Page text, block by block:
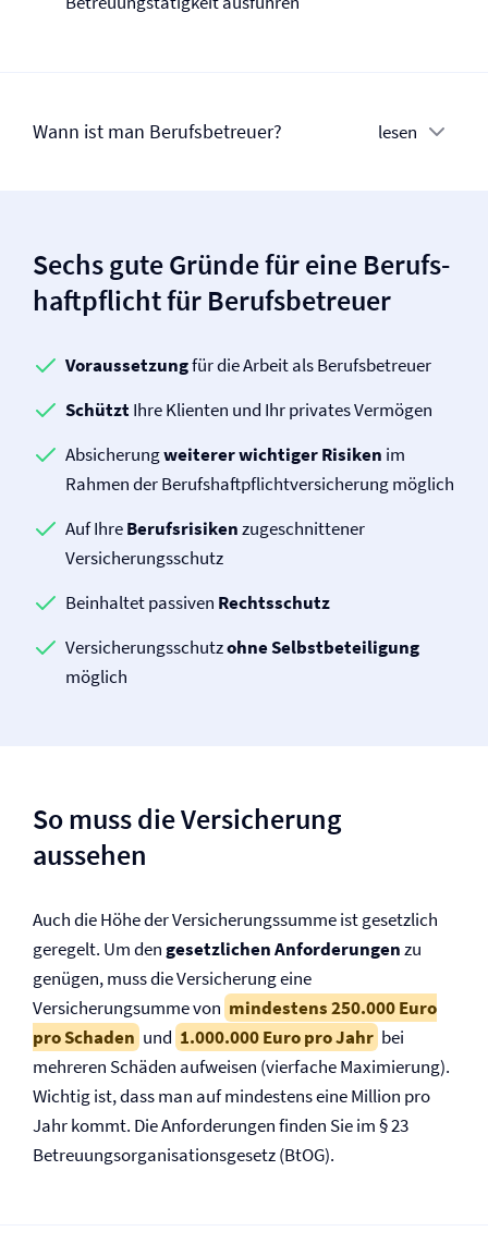
Wann ist man Berufsbetreuer? lesen
Sechs gute Gründe für eine Berufs­
haftpflicht für Berufsbetreuer
Voraussetzungfür die Arbeit als Berufsbetreuer
SchütztIhre Klienten und Ihr privates Vermögen
Absicherungweiterer wichtiger Risiken im
Rahmen der Berufs­haftpflicht­versicherung möglich
Auf IhreBerufsrisikenzugeschnittener
Versicherungsschutz
Beinhaltet passiven Rechtsschutz
Versicherungsschutzohne Selbst­beteiligung
möglich
So muss die Versicherung
aussehen
Auch die Höhe der Versicherungssumme ist gesetzlich
geregelt. Um dengesetzlichen Anforderungenzu
genügen, muss die Versicherung eine
Versicherungsumme von mindestens 250.000 Euro
pro Schaden und 1.000.000 Euro pro Jahr bei
mehreren Schäden aufweisen (vierfache Maximierung).
Wichtig ist, dass man auf mindestens eine Million pro
Jahr kommt. Die Anforderungen finden Sie im § 23
Betreuungsorganisationsgesetz (BtOG).